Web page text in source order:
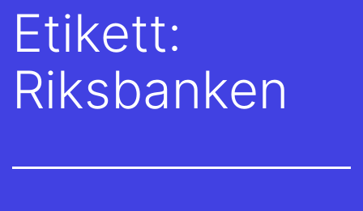
Etikett:
Riksbanken